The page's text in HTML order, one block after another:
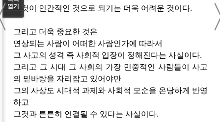
그것이 인간적인 것으로 되기는 더욱 어려운 것이다.
그리고 더욱 중요한 것은
연상되는 사람이 어떠한 사람인가에 따라서
그 사고의 성격 즉 사회적 입장이 정해진다는 사실이다.
그리고 그 시대 그 사회의 가장 민중적인 사람들이 사고
의 밑바탕을 자리잡고 있어야만
그의 사상도 시대적 과제와 사회적 모순을 온당하게 반영
하고
그것과 튼튼히 연결될 수 있다는 사실이다.
열기